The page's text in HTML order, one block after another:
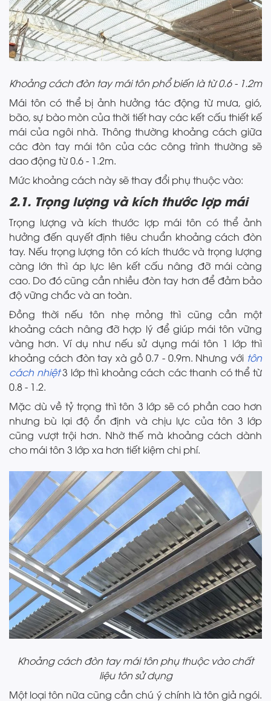
Khoảng cách đòn tay mái tôn phổ biến là từ 0.6 - 1.2m
Mái tôn có thể bị ảnh hưởng tác động từ mưa, gió,
bão, sự bào mòn của thời tiết hay các kết cấu thiết kế
mái của ngôi nhà. Thông thường khoảng cách giữa
các đòn tay mái tôn của các công trình thường sẽ
dao động từ 0.6 - 1.2m.
Mức khoảng cách này sẽ thay đổi phụ thuộc vào:
2.1. Trọng lượng và kích thước lợp mái
Trọng lượng và kích thước lợp mái tôn có thể ảnh
hưởng đến quyết định tiêu chuẩn khoảng cách đòn
tay. Nếu trọng lượng tôn có kích thước và trọng lượng
càng lớn thì áp lực lên kết cấu nâng đỡ mái càng
cao. Do đó cũng cần nhiều đòn tay hơn để đảm bảo
độ vững chắc và an toàn.
Đồng thời nếu tôn nhẹ mỏng thì cũng cần một
khoảng cách nâng đỡ hợp lý để giúp mái tôn vững
vàng hơn. Ví dụ như nếu sử dụng mái tôn 1 lớp thì
khoảng cách đòn tay xà gồ 0.7 - 0.9m. Nhưng với tôn
cách nhiệt3 lớp thì khoảng cách các thanh có thể từ
0.8 - 1.2.
Mặc dù về tỷ trọng thì tôn 3 lớp sẽ có phần cao hơn
nhưng bù lại độ ổn định và chịu lực của tôn 3 lớp
cũng vượt trội hơn. Nhờ thế mà khoảng cách dành
cho mái tôn 3 lớp xa hơn tiết kiệm chi phí.
Khoảng cách đòn tay mái tôn phụ thuộc vào chất
liệu tôn sử dụng
Một loại tôn nữa cũng cần chú ý chính là tôn giả ngói.